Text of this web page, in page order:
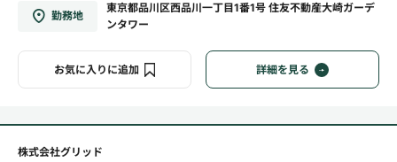
勤務地
東京都品川区西品川一丁目1番1号 住友不動産大崎ガーデ
ンタワー
お気に入りに追加 詳細を見る
株式会社グリッド